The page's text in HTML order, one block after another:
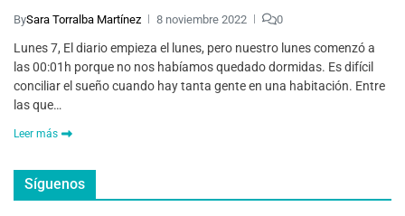
BySara Torralba Martínez 8 noviembre 2022 0
Lunes 7, El diario empieza el lunes, pero nuestro lunes comenzó a
las 00:01h porque no nos habíamos quedado dormidas. Es difícil
conciliar el sueño cuando hay tanta gente en una habitación. Entre
las que…
Leer más
Síguenos